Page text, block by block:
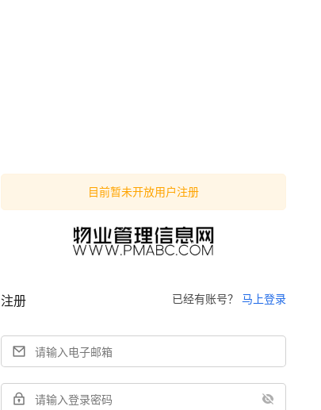
目前暂未开放用户注册
注册 已经有账号？ 马上登录